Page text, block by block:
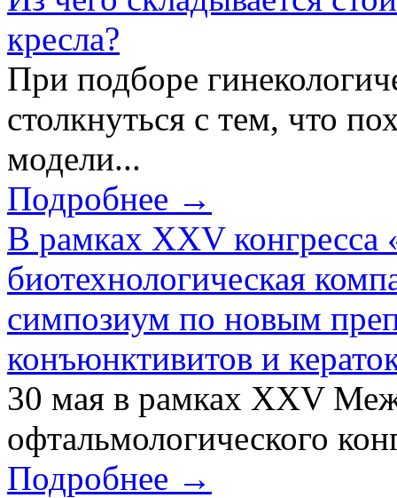
кресла?
При подборе
столкнуться с тем, что
модели...
Подробнее →
В рамках XXV конгресса
биотехнологическая
симпозиум по новым
конъюнктивитов и
30 мая в рамках XXV
офтальмологического
Подробнее →